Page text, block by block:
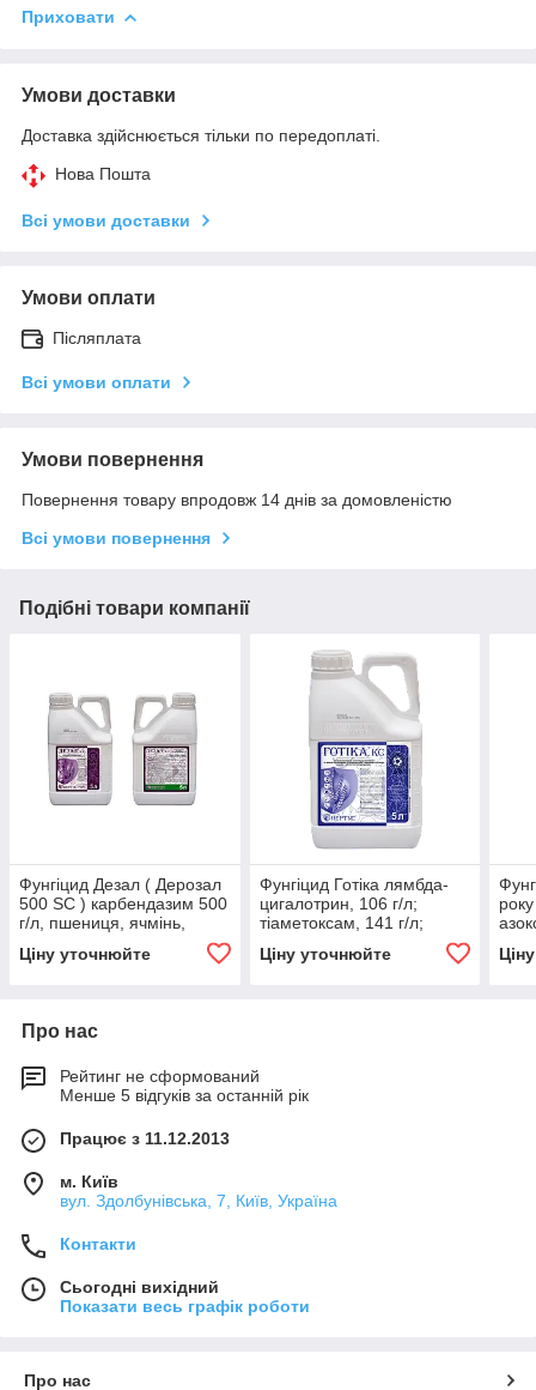
Приховати
Умови доставки
Доставка здійснюється тільки по передоплаті.
Нова Пошта
Всі умови доставки
Умови оплати
Післяплата
Всі умови оплати
Умови повернення
Повернення товару впродовж 14 днів за домовленістю
Всі умови повернення
Подібні товари компанії
Фунгіцид Дезал ( Дерозал
500 SC ) карбендазим 500
г/л, пшениця, ячмінь,
Ціну уточнюйте
Фунгіцид Готіка лямбда-
цигалотрин, 106 г/л;
тіаметоксам, 141 г/л;
пшениця, ячмінь, овочеві
та плодово ягідні
Ціну уточнюйте
Про нас
Рейтинг не сформований
Менше 5 відгуків за останній рік
Працює з 11.12.2013
м. Київ
вул. Здолбунівська, 7, Київ, Україна
Контакти
Сьогодні вихідний
Показати весь графік роботи
Про нас